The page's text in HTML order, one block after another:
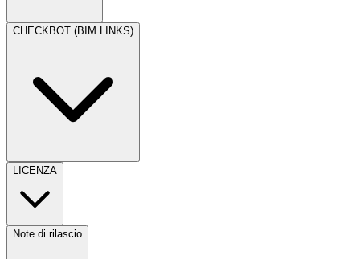
CHECKBOT (BIM LINKS)
LICENZA
Note di rilascio